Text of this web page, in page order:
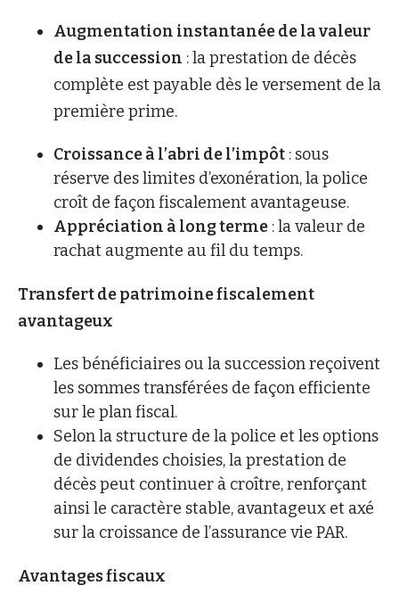
Augmentation instantanée de la valeur
de la succession : la prestation de décès
complète est payable dès le versement de la
première prime.
Croissance à l’abri de l’impôt : sous
réserve des limites d’exonération, la police
croît de façon fiscalement avantageuse.
Appréciation à long terme : la valeur de
rachat augmente au fil du temps.
Transfert de patrimoine fiscalement
avantageux
Les bénéficiaires ou la succession reçoivent
les sommes transférées de façon efficiente
sur le plan fiscal.
Selon la structure de la police et les options
de dividendes choisies, la prestation de
décès peut continuer à croître, renforçant
ainsi le caractère stable, avantageux et axé
sur la croissance de l’assurance vie PAR.
Avantages fiscaux